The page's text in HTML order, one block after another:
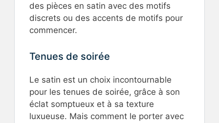
des pièces en satin avec des motifs
discrets ou des accents de motifs pour
commencer.
Tenues de soirée
Le satin est un choix incontournable
pour les tenues de soirée, grâce à son
éclat somptueux et à sa texture
luxueuse. Mais comment le porter avec